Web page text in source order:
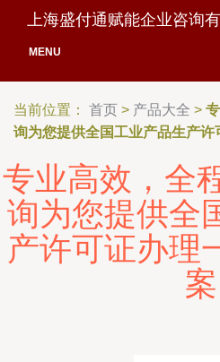
上海盛付通赋能企业咨询
MENU
当前位置： 首页 > 产品大全 >
询为您提供全国工业产品生产
专业高效，全
询为您提供全
产许可证办理
案